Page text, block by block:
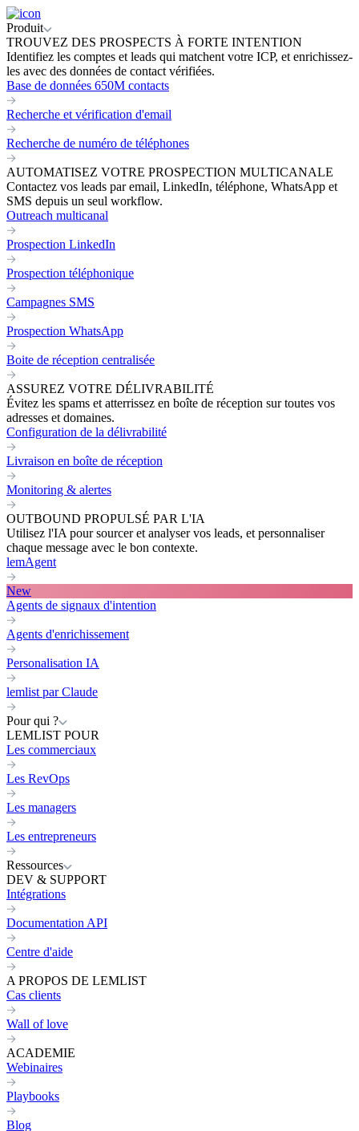
Produit
TROUVEZ DES PROSPECTS À FORTE INTENTION
Identifiez les comptes et leads qui matchent votre ICP, et enrichissez-
les avec des données de contact vérifiées.
Base de données 650M contacts
Recherche et vérification d'email
Recherche de numéro de téléphones
AUTOMATISEZ VOTRE PROSPECTION MULTICANALE
Contactez vos leads par email, LinkedIn, téléphone, WhatsApp et
SMS depuis un seul workflow.
Outreach multicanal
Prospection LinkedIn
Prospection téléphonique
Campagnes SMS
Prospection WhatsApp
Boite de réception centralisée
ASSUREZ VOTRE DÉLIVRABILITÉ
Évitez les spams et atterrissez en boîte de réception sur toutes vos
adresses et domaines.
Configuration de la délivrabilité
Livraison en boîte de réception
Monitoring & alertes
OUTBOUND PROPULSÉ PAR L'IA
Utilisez l'IA pour sourcer et analyser vos leads, et personnaliser
chaque message avec le bon contexte.
lemAgent
New
Agents de signaux d'intention
Agents d'enrichissement
Personalisation IA
lemlist par Claude
Pour qui ?
LEMLIST POUR
Les commerciaux
Les RevOps
Les managers
Les entrepreneurs
Ressources
DEV & SUPPORT
Intégrations
Documentation API
Centre d'aide
A PROPOS DE LEMLIST
Cas clients
Wall of love
ACADEMIE
Webinaires
Playbooks
Blog